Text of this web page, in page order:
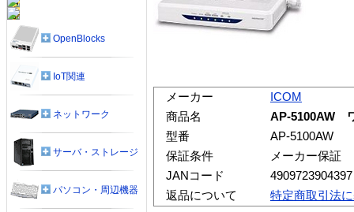
メーカー
ICOM
商品名
AP-5100AW
型番
AP-5100AW
保証条件
メーカー保証
JANコード
4909723904397
返品について
特定商取引法
OpenBlocks
IoT関連
ネットワーク
サーバ・ストレージ
パソコン・周辺機器